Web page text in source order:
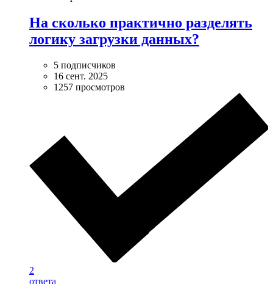
На сколько практично разделять
логику загрузки данных?
5 подписчиков
16 сент. 2025
1257 просмотров
2
ответа